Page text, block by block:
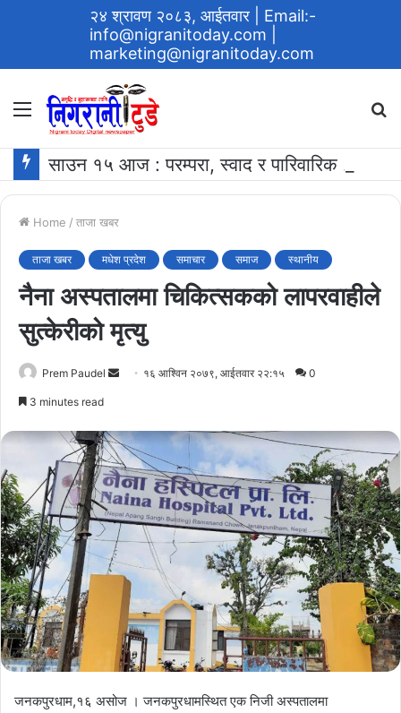
२४ श्रावण २०८३, आईतवार
| Email:-
info@nigranitoday.com
marketing@nigranitoday.com
Menu
साउन १५ आज : परम्परा, स्वाद र पारिवारिक आत्मीयताको प्रतीक ‘खिर खाने दिन’
Home / ताजा खबर
ताजा खबर मधेश प्रदेश समाचार समाज स्थानीय
नैना अस्पतालमा चिकित्सकको लापरवाहीले
सुत्केरीको मृत्यु
Prem Paudel
Send १६ आश्विन २०७९, आईतवार २२:१५ 0
3 minutes read
जनकपुरधाम,१६ असोज । जनकपुरधामस्थित एक निजी अस्पतालमा